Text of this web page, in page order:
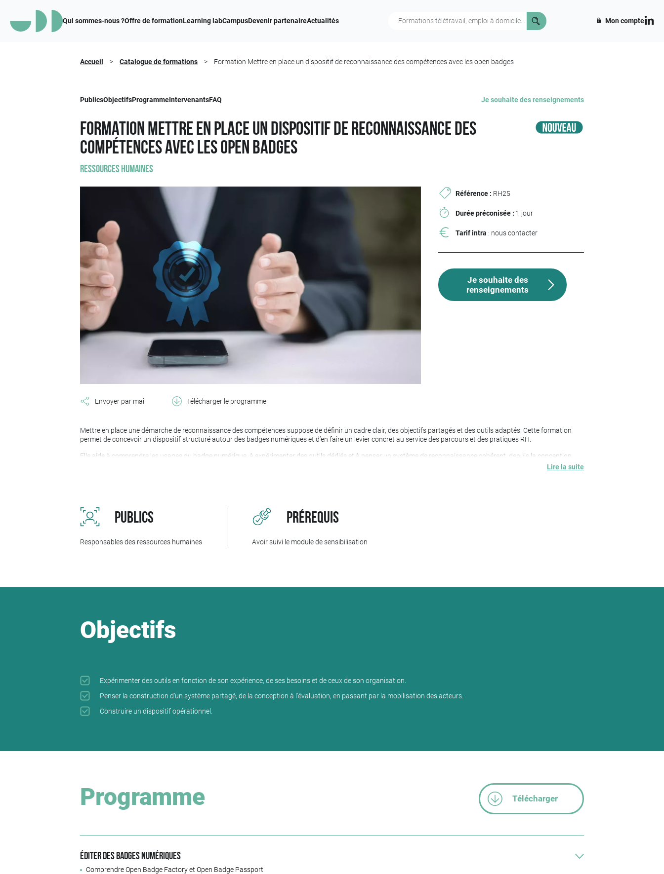
Qui sommes-nous ?Offre de formationLearning labCampusDevenir partenaireActualités Mon compte
Accueil > Catalogue de formations > Formation Mettre en place un dispositif de reconnaissance des compétences avec les open badges
PublicsObjectifsProgrammeIntervenantsFAQ Je souhaite des renseignements
Formation Mettre en place un dispositif de reconnaissance des
compétences avec les open badges
Ressources humaines
Envoyer par mail Télécharger le programme
Référence : RH25
Durée préconisée : 1 jour
Tarif intra : nous contacter
Je souhaite des
renseignements
Mettre en place une démarche de reconnaissance des compétences suppose de définir un cadre clair, des objectifs partagés et des outils adaptés. Cette formation
permet de concevoir un dispositif structuré autour des badges numériques et d’en faire un levier concret au service des parcours et des pratiques RH.
Elle aide à comprendre les usages du badge numérique, à expérimenter des outils dédiés et à penser un système de reconnaissance cohérent, depuis la conception
jusqu’à l’évaluation. Elle permet également de mieux intégrer les badges numériques de compétences dans une logique de mobilisation des acteurs et d’appropriation
Lire la suite
PUBLICS
Responsables des ressources humaines
Prérequis
Avoir suivi le module de sensibilisation
Objectifs
Expérimenter des outils en fonction de son expérience, de ses besoins et de ceux de son organisation.
Penser la construction d’un système partagé, de la conception à l’évaluation, en passant par la mobilisation des acteurs.
Construire un dispositif opérationnel.
Programme
Éditer des badges numériques
Comprendre Open Badge Factory et Open Badge Passport
Télécharger